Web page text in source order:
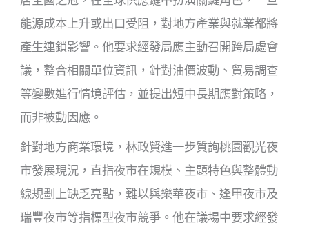
能源成本上升或出口受阻，對地方產業與就業都將
產生連鎖影響。他要求經發局應主動召開跨局處會
議，整合相關單位資訊，針對油價波動、貿易調查
等變數進行情境評估，並提出短中長期應對策略，
而非被動因應。
針對地方商業環境，林政賢進一步質詢桃園觀光夜
市發展現況，直指夜市在規模、主題特色與整體動
線規劃上缺乏亮點，難以與樂華夜市、逢甲夜市及
瑞豐夜市等指標型夜市競爭。他在議場中要求經發